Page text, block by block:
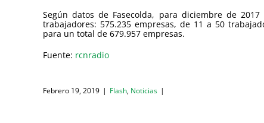
Según datos de Fasecolda, para diciembre de
trabajadores: 575.235 empresas, de 11 a 50
para un total de 679.957 empresas.
Fuente: rcnradio
Febrero 19, 2019 | Flash, Noticias |